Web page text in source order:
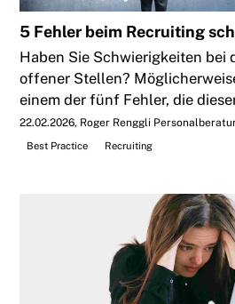
5 Fehler beim Recruiting
Haben Sie Schwierigkeiten bei
offener Stellen?
einem der fünf Fehler, die
22.02.2026 Roger Renggli
Best Practice
Recruiting